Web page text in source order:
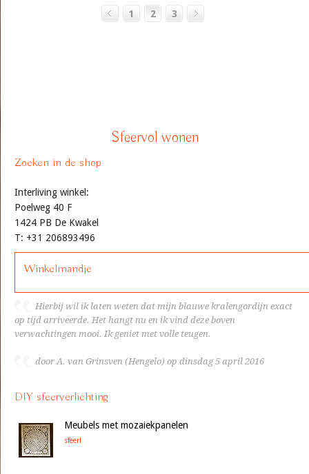
1 2 3
Sfeervol wonen
Zoeken in de shop
Interliving winkel:
Poelweg 40 F
1424 PB De Kwakel
T: +31 206893496
Winkelmandje
Hierbij wil ik laten weten dat mijn blauwe kralengordijn exact
op tijd arriveerde. Het hangt nu en ik vind deze boven
verwachtingen mooi. Ik geniet met volle teugen.
door A. van Grinsven (Hengelo) op dinsdag 5 april 2016
DIY sfeerverlichting
Meubels met mozaiekpanelen
sfeer!